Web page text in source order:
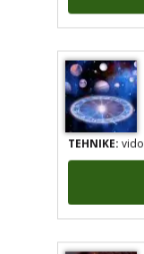
TEHNIKE: